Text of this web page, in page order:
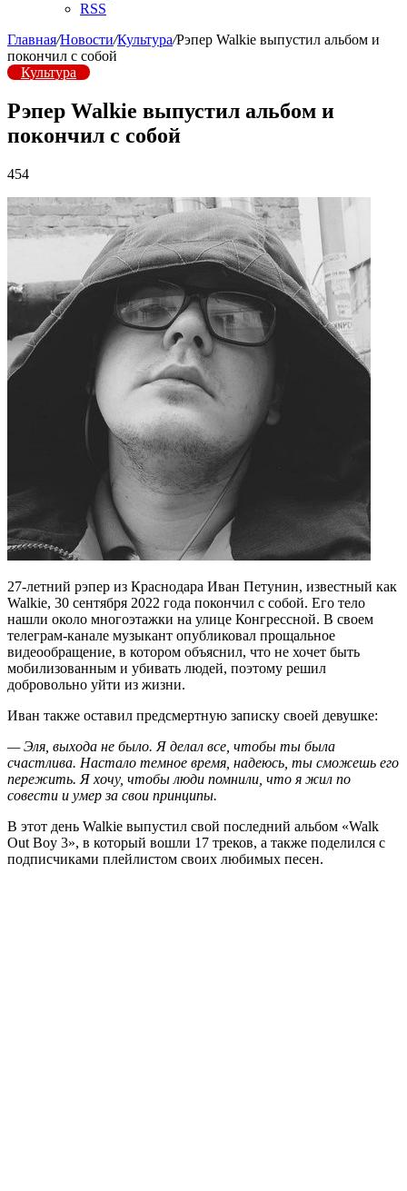
RSS
Главная/Новости/Культура/Рэпер Walkie выпустил альбом и
покончил с собой
Культура
Рэпер Walkie выпустил альбом и
покончил с собой
454
27-летний рэпер из Краснодара Иван Петунин, известный как
Walkie, 30 сентября 2022 года покончил с собой. Его тело
нашли около многоэтажки на улице Конгрессной. В своем
телеграм-канале музыкант опубликовал прощальное
видеообращение, в котором объяснил, что не хочет быть
мобилизованным и убивать людей, поэтому решил
добровольно уйти из жизни.
Иван также оставил предсмертную записку своей девушке:
— Эля, выхода не было. Я делал все, чтобы ты была
счастлива. Настало темное время, надеюсь, ты сможешь его
пережить. Я хочу, чтобы люди помнили, что я жил по
совести и умер за свои принципы.
В этот день Walkie выпустил свой последний альбом «Walk
Out Boy 3», в который вошли 17 треков, а также поделился с
подписчиками плейлистом своих любимых песен.